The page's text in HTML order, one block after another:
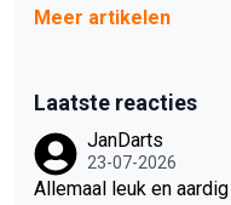
Meer artikelen
Laatste reacties
JanDarts
23-07-2026
Allemaal leuk en